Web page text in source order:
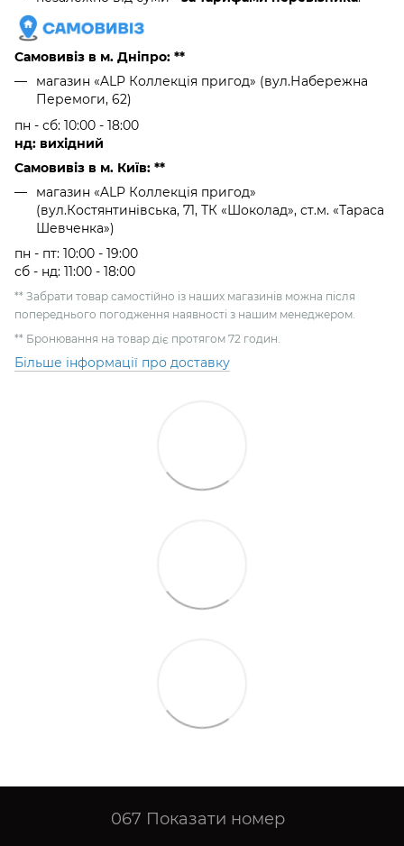
Самовивіз в м. Дніпро: **
магазин «ALP Коллекція пригод» (вул.Набережна
Перемоги, 62)
пн - сб: 10:00 - 18:00
нд: вихідний
Самовивіз в м. Київ: **
магазин «ALP Коллекція пригод»
(вул.Костянтинівська, 71, ТК «Шоколад», ст.м. «Тараса
Шевченка»)
пн - пт: 10:00 - 19:00
сб - нд: 11:00 - 18:00
** Забрати товар самостійно із наших магазинів можна після
попереднього погодження наявності з нашим менеджером.
** Бронювання на товар діє протягом 72 годин.
Більше інформації про доставку
067 Показати номер